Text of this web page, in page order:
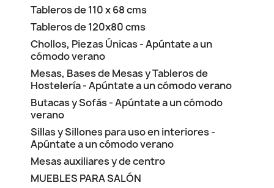
Tableros de 110 x 68 cms
Tableros de 120x80 cms
Chollos, Piezas Únicas - Apúntate a un
cómodo verano
Mesas, Bases de Mesas y Tableros de
Hostelería - Apúntate a un cómodo verano
Butacas y Sofás - Apúntate a un cómodo
verano
Sillas y Sillones para uso en interiores -
Apúntate a un cómodo verano
Mesas auxiliares y de centro
MUEBLES PARA SALÓN